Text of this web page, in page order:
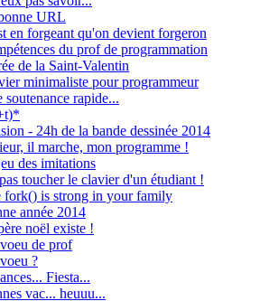
URL
en forgeant qu'on devient forgeron
du prof de programmation
de la Saint-Valentin
minimaliste pour programmeur
soutenance rapide...
- 24h de la bande dessinée 2014
il marche, mon programme !
des imitations
toucher le clavier d'un étudiant !
fork() is strong in your family
année 2014
noël existe !
de prof
?
Fiesta...
vac... heuuu...